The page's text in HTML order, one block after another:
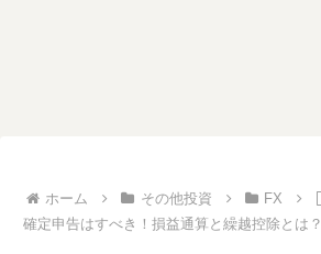
ホーム その他投資 FX
確定申告はすべき！損益通算と繰越控除とは？